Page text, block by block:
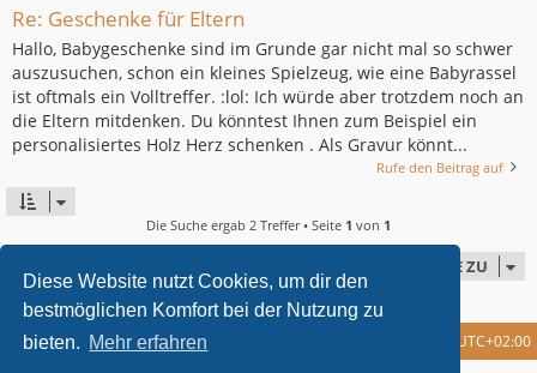
Diese Website nutzt Cookies, um dir den
bestmöglichen Komfort bei der Nutzung zu
bieten. Mehr erfahren
Re: Geschenke für Eltern
Hallo, Babygeschenke sind im Grunde gar nicht mal so schwer
auszusuchen, schon ein kleines Spielzeug, wie eine Babyrassel
ist oftmals ein Volltreffer. :lol: Ich würde aber trotzdem noch an
die Eltern mitdenken. Du könntest Ihnen zum Beispiel ein
personalisiertes Holz Herz schenken . Als Gravur könnt...
Rufe den Beitrag auf
Die Suche ergab 2 Treffer • Seite 1 von 1
GEHE ZU
Foren-Übersicht UTC+02:00
Alle Cookies löschen